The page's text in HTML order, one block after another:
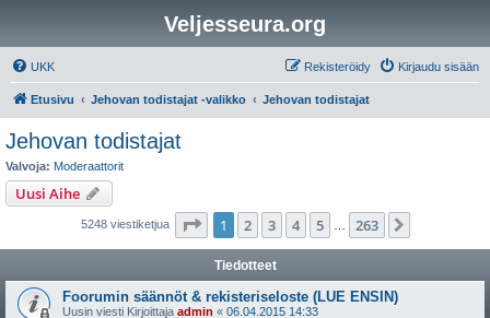
Veljesseura.org
UKK Kirjaudu sisään
Rekisteröidy
Etusivu Jehovan todistajat -valikko Jehovan todistajat
Jehovan todistajat
Valvoja: Moderaattorit
Uusi Aihe
5248 viestiketjua Sivu /263
1 2 3 4 5 263
Tiedotteet
Foorumin säännöt & rekisteriseloste (LUE ENSIN)
Uusin viesti Kirjoittaja admin « 06.04.2015 14:33